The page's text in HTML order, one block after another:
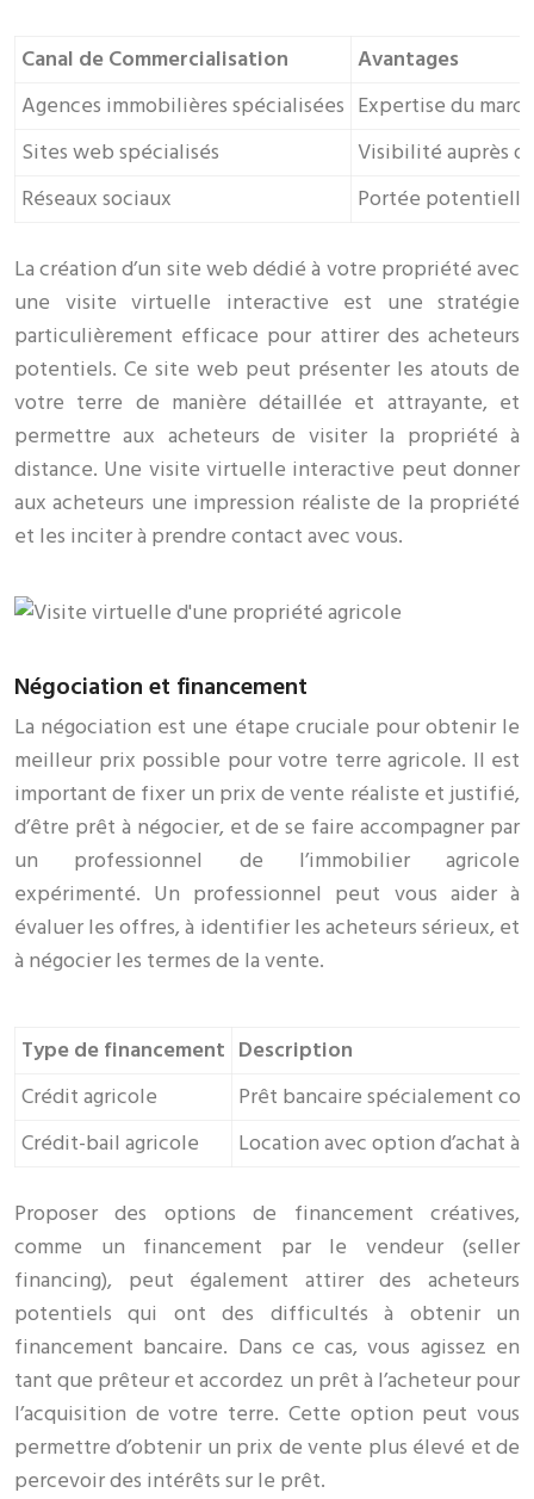
Canal de Commercialisation
Avantages
Agences immobilières spécialisées Expertise du
Sites web spécialisés
Visibilité auprès
Réseaux sociaux
Portée
La création d’un site web dédié à votre propriété avec
une visite virtuelle interactive est une stratégie
particulièrement efficace pour attirer des acheteurs
potentiels. Ce site web peut présenter les atouts de
votre terre de manière détaillée et attrayante, et
permettre aux acheteurs de visiter la propriété à
distance. Une visite virtuelle interactive peut donner
aux acheteurs une impression réaliste de la propriété
et les inciter à prendre contact avec vous.
Négociation et financement
La négociation est une étape cruciale pour obtenir le
meilleur prix possible pour votre terre agricole. Il est
important de fixer un prix de vente réaliste et justifié,
d’être prêt à négocier, et de se faire accompagner par
un professionnel de l’immobilier agricole
expérimenté. Un professionnel peut vous aider à
évaluer les offres, à identifier les acheteurs sérieux, et
à négocier les termes de la vente.
Type de financement Description
Crédit agricole
Prêt bancaire spécialement
Crédit-bail agricole
Location avec option d’achat
Proposer des options de financement créatives,
comme un financement par le vendeur (seller
financing), peut également attirer des acheteurs
potentiels qui ont des difficultés à obtenir un
financement bancaire. Dans ce cas, vous agissez en
tant que prêteur et accordez un prêt à l’acheteur pour
l’acquisition de votre terre. Cette option peut vous
permettre d’obtenir un prix de vente plus élevé et de
percevoir des intérêts sur le prêt.